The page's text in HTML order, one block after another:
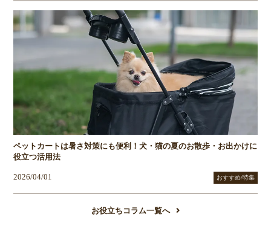
ペットカートは暑さ対策にも便利！犬・猫の夏のお散歩・お出かけに
役立つ活用法
2026/04/01 おすすめ/特集
お役立ちコラム一覧へ